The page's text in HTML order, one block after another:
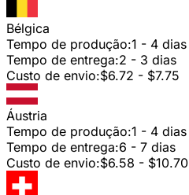
Bélgica
Tempo de produção:1 - 4 dias
Tempo de entrega:2 - 3 dias
Custo de envio:$6.72 - $7.75
Áustria
Tempo de produção:1 - 4 dias
Tempo de entrega:6 - 7 dias
Custo de envio:$6.58 - $10.70